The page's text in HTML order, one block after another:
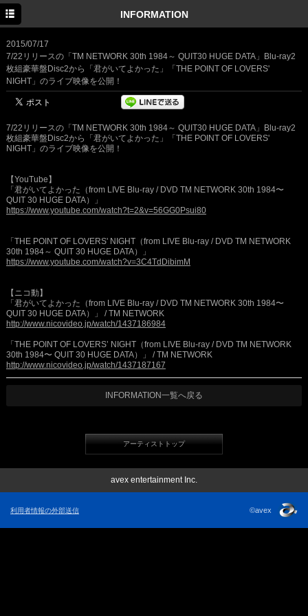
INFORMATION
2015/07/17
7/22リリースの「TM NETWORK 30th 1984～ QUIT30 HUGE DATA」Blu-ray2
枚組豪華盤Disc2から「君がいてよかった」「THE POINT OF LOVERS'
NIGHT」のライブ映像を公開！
7/22リリースの「TM NETWORK 30th 1984～ QUIT30 HUGE DATA」Blu-ray2
枚組豪華盤Disc2から「君がいてよかった」「THE POINT OF LOVERS'
NIGHT」のライブ映像を公開！
【YouTube】
「君がいてよかった（from LIVE Blu-ray / DVD TM NETWORK 30th 1984〜
QUIT 30 HUGE DATA）」
https://www.youtube.com/watch?t=2&v=56GG0Psui80
「THE POINT OF LOVERS' NIGHT（from LIVE Blu-ray / DVD TM NETWORK
30th 1984～ QUIT 30 HUGE DATA）」
https://www.youtube.com/watch?v=3C4TdDibimM
【ニコ動】
「君がいてよかった（from LIVE Blu-ray / DVD TM NETWORK 30th 1984〜
QUIT 30 HUGE DATA）」 / TM NETWORK
http://www.nicovideo.jp/watch/1437186984
「THE POINT OF LOVERS’ NIGHT（from LIVE Blu-ray / DVD TM NETWORK
30th 1984〜 QUIT 30 HUGE DATA）」 / TM NETWORK
http://www.nicovideo.jp/watch/1437187167
INFORMATION一覧へ戻る
アーティストトップ
avex entertainment Inc.
利用者情報の外部送信 ©avex
INFORMATION
SCHEDULE
PROFILE
MOVIE
GOODS